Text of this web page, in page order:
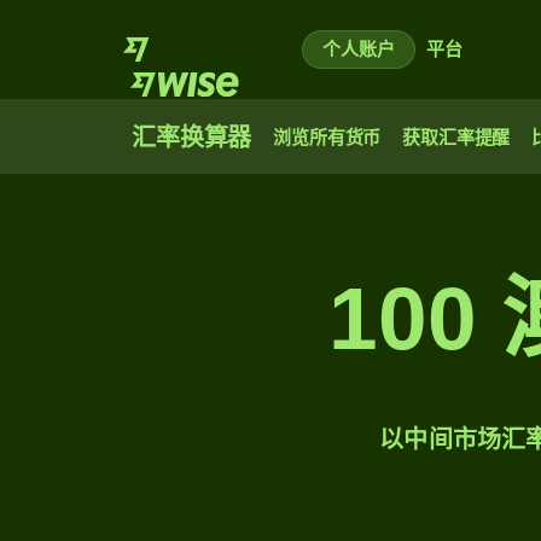
个人账户 平台
汇率换算器 浏览所有货币 获取汇率提醒
100
以中间市场汇